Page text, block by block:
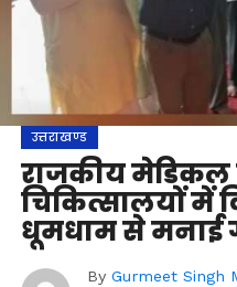
उत्तराखण्ड
राजकीय
चिकित्सालयों में
धूमधाम से मनाई
By Gurmeet Singh